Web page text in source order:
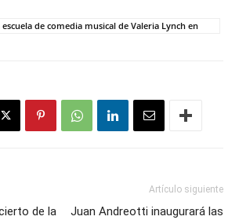
escuela de comedia musical de Valeria Lynch en
de la
Artículo siguiente
Juan Andreotti inaugurará las